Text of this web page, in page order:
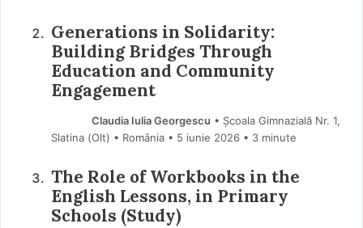
Generations in Solidarity:
Building Bridges Through
Education and Community
Engagement
Claudia Iulia Georgescu • Școala Gimnazială Nr. 1,
Slatina (Olt) • România
5 iunie 2026 • 3 minute
The Role of Workbooks in the
English Lessons, in Primary
Schools (Study)